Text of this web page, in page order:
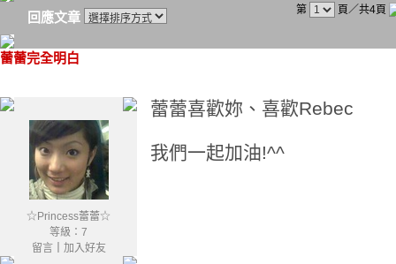
回應文章 第 頁／共4頁
蕾蕾完全明白
☆Princess蕾蕾☆
等級：7
留言｜ 加入好友
蕾蕾喜歡妳、喜歡Rebec
我們一起加油!^^